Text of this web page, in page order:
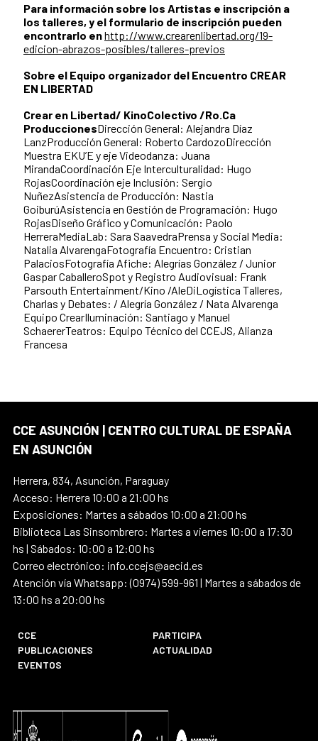
Para información sobre los Artistas e inscripción a
los talleres, y el formulario de inscripción pueden
encontrarlo enhttp://www.crearenlibertad.org/19-
edicion-abrazos-posibles/talleres-previos
Sobre el Equipo organizador del Encuentro CREAR
EN LIBERTAD
Crear en Libertad/ KinoColectivo /Ro.Ca
ProduccionesDirección General: Alejandra Díaz
LanzProducción General: Roberto CardozoDirección
Muestra EKU’E y eje Videodanza: Juana
MirandaCoordinación Eje Interculturalidad: Hugo
RojasCoordinación eje Inclusión: Sergio
NuñezAsistencia de Producción: Nastia
GoiburúAsistencia en Gestión de Programación: Hugo
RojasDiseño Gráfico y Comunicación: Paolo
HerreraMediaLab: Sara SaavedraPrensa y Social Media:
Natalia AlvarengaFotografía Encuentro: Cristian
PalaciosFotografía Afiche: Alegrías González / Junior
Gaspar CaballeroSpot y Registro Audiovisual: Frank
Parsouth Entertainment/Kino /AleDiLogística Talleres,
Charlas y Debates: / Alegría González / Nata Alvarenga
Equipo CrearIluminación: Santiago y Manuel
SchaererTeatros: Equipo Técnico del CCEJS, Alianza
Francesa
CCE ASUNCIÓN | CENTRO CULTURAL DE ESPAÑA
EN ASUNCIÓN
Herrera, 834, Asunción, Paraguay
Acceso: Herrera 10:00 a 21:00 hs
Exposiciones: Martes a sábados 10:00 a 21:00 hs
Biblioteca Las Sinsombrero: Martes a viernes 10:00 a 17:30
hs | Sábados: 10:00 a 12:00 hs
Correo electrónico: info.ccejs@aecid.es
Atención vía Whatsapp: (0974) 599-961 | Martes a sábados de
13:00 hs a 20:00 hs
CCE
PARTICIPA
PUBLICACIONES
ACTUALIDAD
EVENTOS